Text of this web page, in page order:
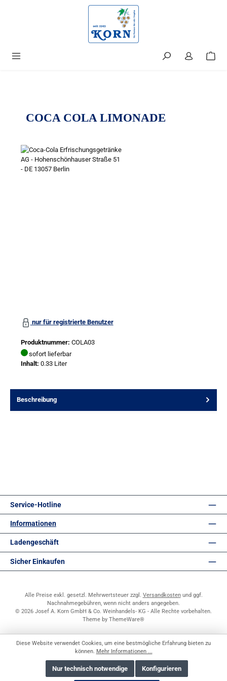
COCA COLA LIMONADE
nur für registrierte Benutzer
Produktnummer: COLA03
sofort lieferbar
Inhalt: 0.33 Liter
Beschreibung
Service-Hotline
Informationen
Ladengeschäft
Sicher Einkaufen
Alle Preise exkl. gesetzl. Mehrwertsteuer zzgl. Versandkostenund ggf.
Nachnahmegebühren, wenn nicht anders angegeben.
© 2026 Josef A. Korn GmbH & Co. Weinhandels- KG - Alle Rechte vorbehalten.
Theme by ThemeWare®
Diese Website verwendet Cookies, um eine bestmögliche Erfahrung bieten zu
können. Mehr Informationen ...
Nur technisch notwendige Konfigurieren